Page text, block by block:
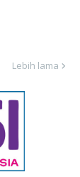
Lebih lama